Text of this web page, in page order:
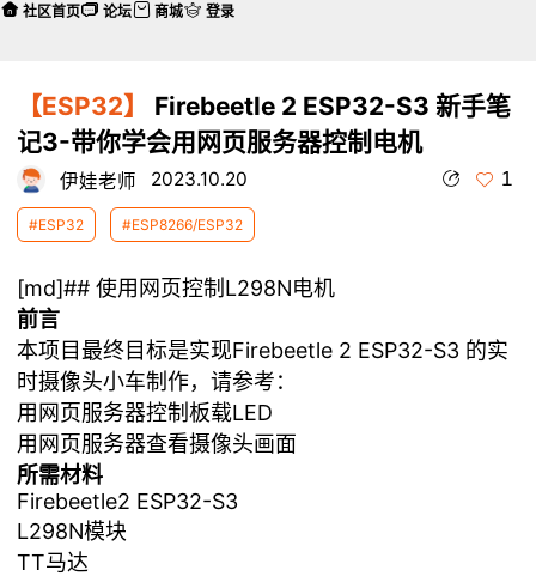
【ESP32】
Firebeetle 2 ESP32-S3 新手笔
记3-带你学会用网页服务器控制电机
伊娃老师 2023.10.20 1
#ESP32 #ESP8266/ESP32
[md]## 使用网页控制L298N电机
前言
本项目最终目标是实现Firebeetle 2 ESP32-S3 的实
时摄像头小车制作，请参考：
用网页服务器控制板载LED
用网页服务器查看摄像头画面
所需材料
Firebeetle2 ESP32-S3
L298N模块
TT马达
社区首页 论坛 商城 登录